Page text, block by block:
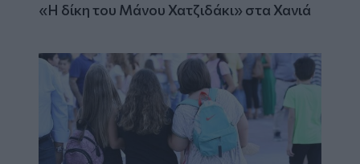
«Η δίκη του Μάνου Χατζιδάκι» στα Χανιά